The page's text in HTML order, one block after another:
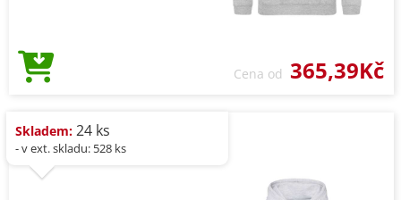
Cena od 365,39Kč
Skladem: 24 ks
- v ext. skladu: 528 ks